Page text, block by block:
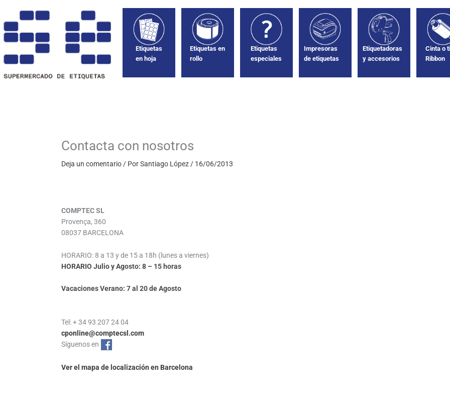
Etiquetas
en hoja
Etiquetas en
rollo
Etiquetas
especiales
Impresoras
de etiquetas
Etiquetadoras
y accesorios
Cinta o
Ribbon
Contacta con nosotros
Deja un comentario / PorSantiago López / 16/06/2013
COMPTEC SL
Provença, 360
08037 BARCELONA
HORARIO: 8 a 13 y de 15 a 18h (lunes a viernes)
HORARIO Julio y Agosto: 8 – 15 horas
Vacaciones Verano: 7 al 20 de Agosto
Tel: + 34 93 207 24 04
cponline@comptecsl.com
Síguenos en
Ver el mapa de localización en Barcelona